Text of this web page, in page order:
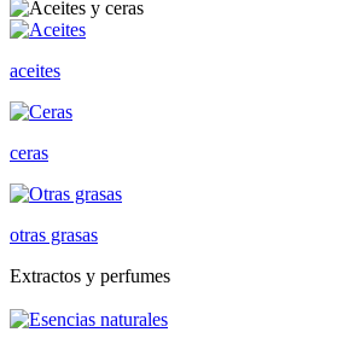
aceites
ceras
otras grasas
Extractos y perfumes